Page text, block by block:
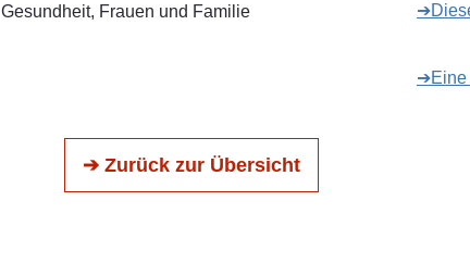
Gesundheit, Frauen und Familie
➔ Zurück zur Übersicht